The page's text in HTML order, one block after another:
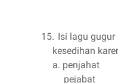
15. Isi lagu
kesedihan
a. penjahat
pejabat